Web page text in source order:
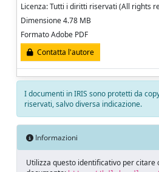
Licenza: Tutti i diritti riservati (All rights
Dimensione 4.78 MB
Formato Adobe PDF
Contatta l'autore
I documenti in IRIS sono protetti da
riservati, salvo diversa indicazione.
Informazioni
Utilizza questo identificativo per citare